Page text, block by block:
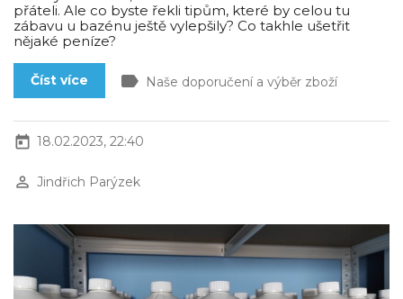
přáteli. Ale co byste řekli tipům, které by celou tu
zábavu u bazénu ještě vylepšily? Co takhle ušetřit
nějaké peníze?
Číst více label Naše doporučení a výběr zboží
today 18.02.2023, 22:40
perm_identity Jindřich Parýzek